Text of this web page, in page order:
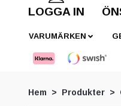
LOGGA IN
VARUMÄRKEN
Hem Produkter